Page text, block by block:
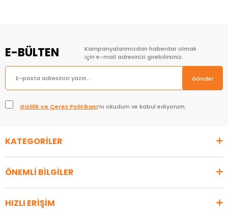
E-BÜLTEN
Kampanyalarımızdan haberdar olmak
için e-mail adresinizi girebilirsiniz.
Gönder
Gizlilik ve Çerez Politikası’nı okudum ve kabul ediyorum.
KATEGORİLER
ÖNEMLİ BİLGİLER
HIZLI ERİŞİM